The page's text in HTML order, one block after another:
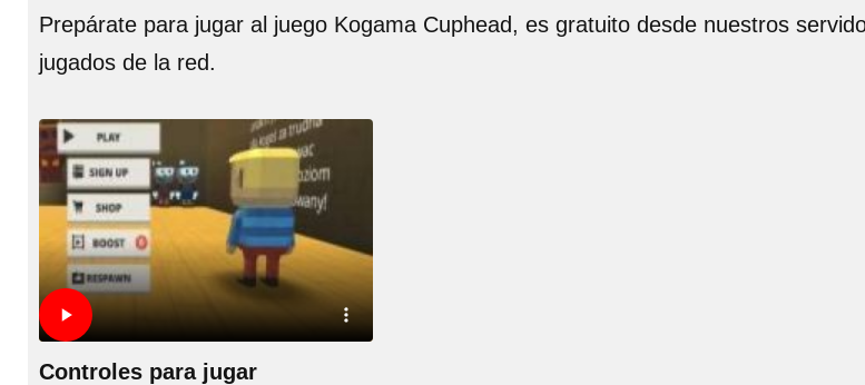
Prepárate para jugar al juego Kogama Cuphead, es gratuito desde nuestros
jugados de la red.
Controles para jugar